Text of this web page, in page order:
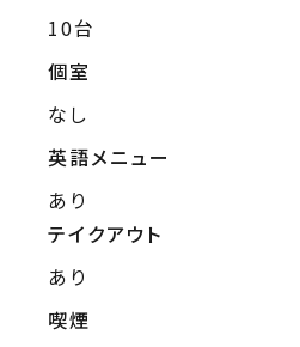
10台
個室
なし
英語メニュー
あり
テイクアウト
あり
喫煙